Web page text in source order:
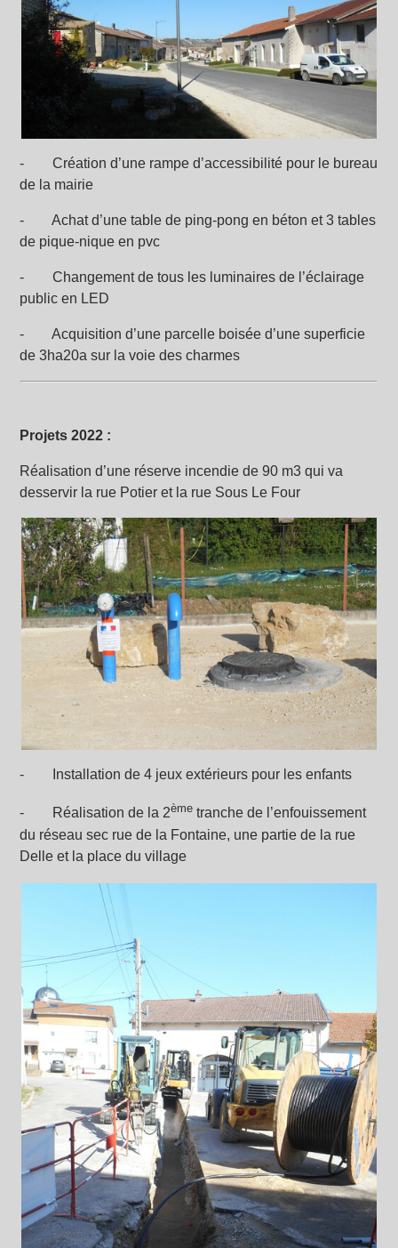
- Création d’une rampe d’accessibilité pour le bureau
de la mairie
- Achat d’une table de ping-pong en béton et 3 tables
de pique-nique en pvc
- Changement de tous les luminaires de l’éclairage
public en LED
- Acquisition d’une parcelle boisée d’une superficie
de 3ha20a sur la voie des charmes
Projets 2022 :
Réalisation d’une réserve incendie de 90 m3 qui va
desservir la rue Potier et la rue Sous Le Four
- Installation de 4 jeux extérieurs pour les enfants
- Réalisation de la 2ème tranche de l’enfouissement
du réseau sec rue de la Fontaine, une partie de la rue
Delle et la place du village